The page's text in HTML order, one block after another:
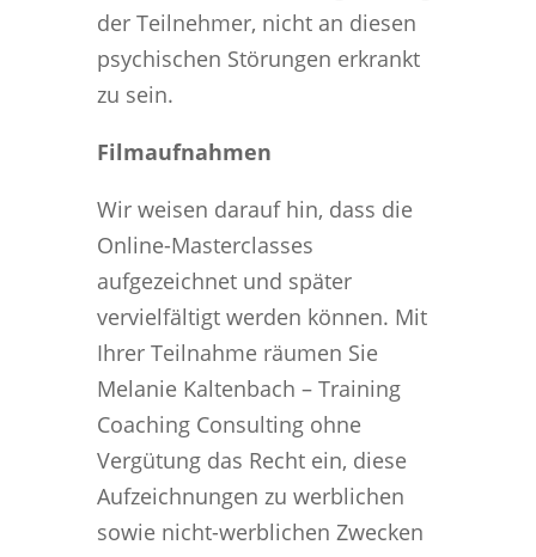
der Teilnehmer, nicht an diesen
psychischen Störungen erkrankt
zu sein.
Filmaufnahmen
Wir weisen darauf hin, dass die
Online-Masterclasses
aufgezeichnet und später
vervielfältigt werden können. Mit
Ihrer Teilnahme räumen Sie
Melanie Kaltenbach – Training
Coaching Consulting ohne
Vergütung das Recht ein, diese
Aufzeichnungen zu werblichen
sowie nicht-werblichen Zwecken